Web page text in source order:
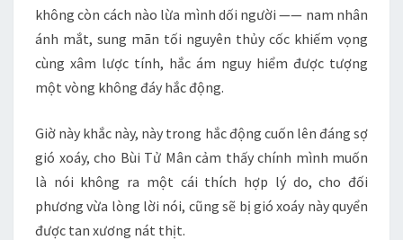
không còn cách nào lừa mình dối người —— nam nhân
ánh mắt, sung mãn tối nguyên thủy cốc khiếm vọng
cùng xâm lược tính, hắc ám nguy hiểm được tượng
một vòng không đáy hắc động.
Giờ này khắc này, này trong hắc động cuốn lên đáng sợ
gió xoáy, cho Bùi Tử Mân cảm thấy chính mình muốn
là nói không ra một cái thích hợp lý do, cho đối
phương vừa lòng lời nói, cũng sẽ bị gió xoáy này quyển
được tan xương nát thịt.